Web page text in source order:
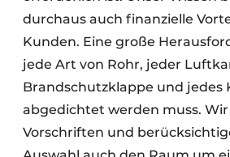
durchaus auch finanzielle
Kunden. Eine große
jede Art von Rohr, jeder
Brandschutzklappe und jedes
abgedichtet werden muss.
Vorschriften und